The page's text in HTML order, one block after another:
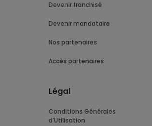
Devenir franchisé
Devenir mandataire
Nos partenaires
Accès partenaires
Légal
Conditions Générales
d'Utilisation